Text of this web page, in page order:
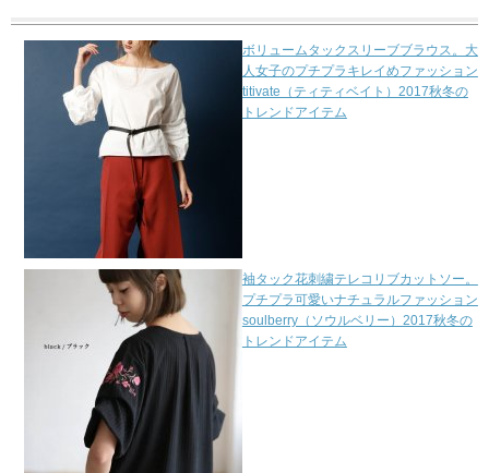
ボリュームタックスリーブブラウス。大
人女子のプチプラキレイめファッション
titivate（ティティベイト）2017秋冬の
トレンドアイテム
袖タック花刺繍テレコリブカットソー。
プチプラ可愛いナチュラルファッション
soulberry（ソウルベリー）2017秋冬の
トレンドアイテム